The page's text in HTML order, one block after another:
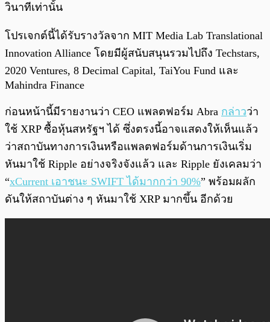
วินาทีเท่านั้น
โปรเจกต์นี้ได้รับรางวัลจาก MIT Media Lab Translational
Innovation Alliance โดยมีผู้สนับสนุนรวมไปถึง Techstars,
2020 Ventures, 8 Decimal Capital, TaiYou Fund และ
Mahindra Finance
ก่อนหน้านี้มีรายงานว่า CEO แพลตฟอร์ม Abra กล่าวว่า
ใช้ XRP ซื้อหุ้นสหรัฐฯ ได้ ซึ่งตรงนี้อาจแสดงให้เห็นแล้ว
ว่าสถาบันทางการเงินหรือแพลตฟอร์มด้านการเงินเริ่ม
หันมาใช้ Ripple อย่างจริงจังแล้ว และ Ripple ยังเคลมว่า
“xCurrent เอาชนะ SWIFT ได้มากกว่า 90%” พร้อมผลัก
ดันให้สถาบันต่าง ๆ หันมาใช้ XRP มากขึ้น อีกด้วย